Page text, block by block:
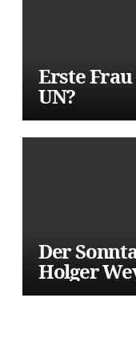
Erste
UN?
Der
Holger